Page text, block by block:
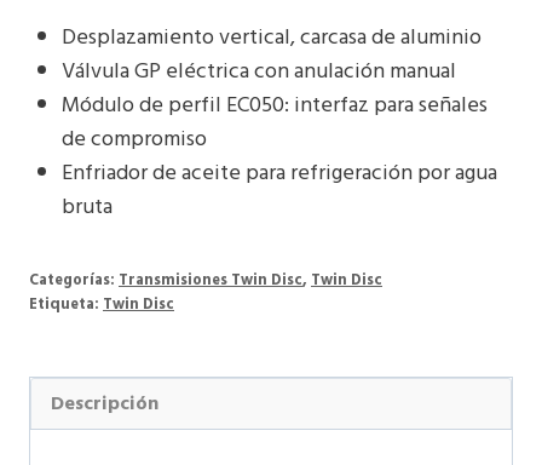
Desplazamiento vertical, carcasa de aluminio
Válvula GP eléctrica con anulación manual
Módulo de perfil EC050: interfaz para señales
de compromiso
Enfriador de aceite para refrigeración por agua
bruta
Categorías: Transmisiones Twin Disc, Twin Disc
Etiqueta: Twin Disc
Descripción